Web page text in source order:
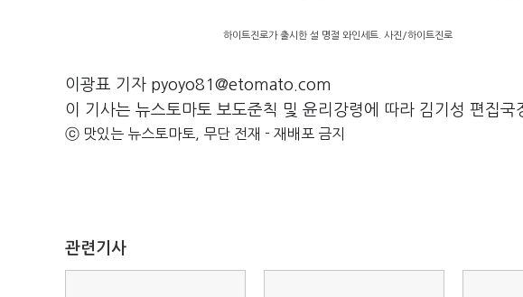
하이트진로가 출시한 설 명절 와인세트. 사진/하이트진로
이광표 기자 pyoyo81@etomato.com
이 기사는 뉴스토마토 보도준칙 및 윤리강령에 따라 김기성 편집국
ⓒ 맛있는 뉴스토마토, 무단 전재 - 재배포 금지
관련기사